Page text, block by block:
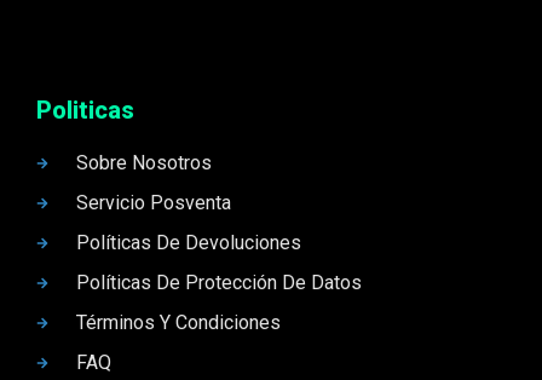
Politicas
Sobre Nosotros
Servicio Posventa
Políticas De Devoluciones
Políticas De Protección De Datos
Términos Y Condiciones
FAQ